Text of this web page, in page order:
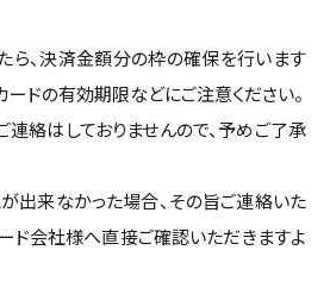
ら、決済金額分の枠の確保を行います
ードの有効期限などにご注意ください。
絡はしておりませんので、予めご了承
出来なかった場合、その旨ご連絡いた
ド会社様へ直接ご確認いただきますよ